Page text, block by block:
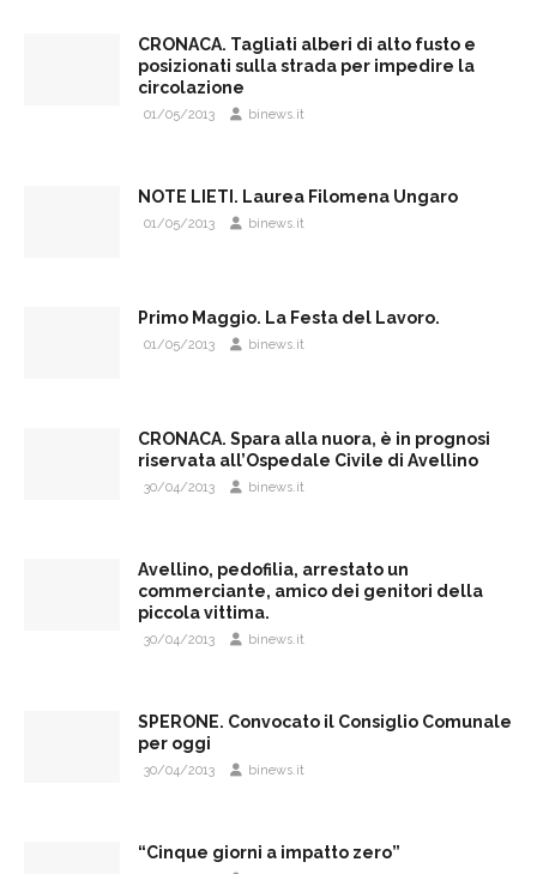
CRONACA. Tagliati alberi di alto fusto e
posizionati sulla strada per impedire la
circolazione
01/05/2013 binews.it
NOTE LIETI. Laurea Filomena Ungaro
01/05/2013 binews.it
Primo Maggio. La Festa del Lavoro.
01/05/2013 binews.it
CRONACA. Spara alla nuora, è in prognosi
riservata all’Ospedale Civile di Avellino
30/04/2013 binews.it
Avellino, pedofilia, arrestato un
commerciante, amico dei genitori della
piccola vittima.
30/04/2013 binews.it
SPERONE. Convocato il Consiglio Comunale
per oggi
30/04/2013 binews.it
“Cinque giorni a impatto zero”